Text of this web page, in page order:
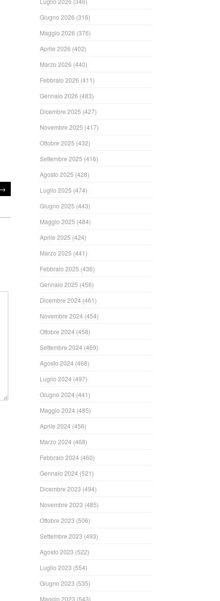
→
Giugno 2026 (316)
Maggio 2026 (376)
Aprile 2026 (402)
Marzo 2026 (440)
Febbraio 2026 (411)
Gennaio 2026 (483)
Dicembre 2025 (427)
Novembre 2025 (417)
Ottobre 2025 (432)
Settembre 2025 (416)
Agosto 2025 (428)
Luglio 2025 (474)
Giugno 2025 (443)
Maggio 2025 (484)
Aprile 2025 (424)
Marzo 2025 (441)
Febbraio 2025 (436)
Gennaio 2025 (456)
Dicembre 2024 (461)
Novembre 2024 (454)
Ottobre 2024 (458)
Settembre 2024 (469)
Agosto 2024 (468)
Luglio 2024 (497)
Giugno 2024 (441)
Maggio 2024 (485)
Aprile 2024 (456)
Marzo 2024 (468)
Febbraio 2024 (460)
Gennaio 2024 (521)
Dicembre 2023 (494)
Novembre 2023 (485)
Ottobre 2023 (506)
Settembre 2023 (493)
Agosto 2023 (522)
Luglio 2023 (554)
Giugno 2023 (535)
Maggio 2023 (543)